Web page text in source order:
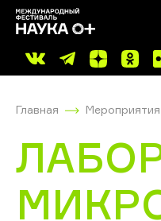
Главная Мероприятия